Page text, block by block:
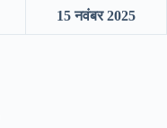
15 नवंबर 2025